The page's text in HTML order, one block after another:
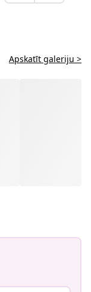
Apskatīt galeriju >